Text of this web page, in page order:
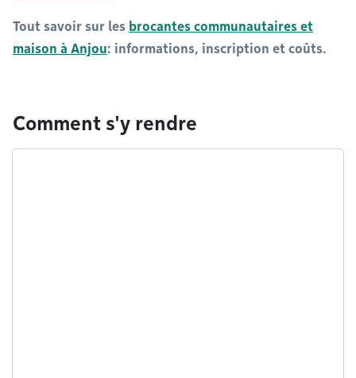
Tout savoir sur les brocantes communautaires et
maison à Anjou: informations, inscription et coûts.
Comment s'y rendre